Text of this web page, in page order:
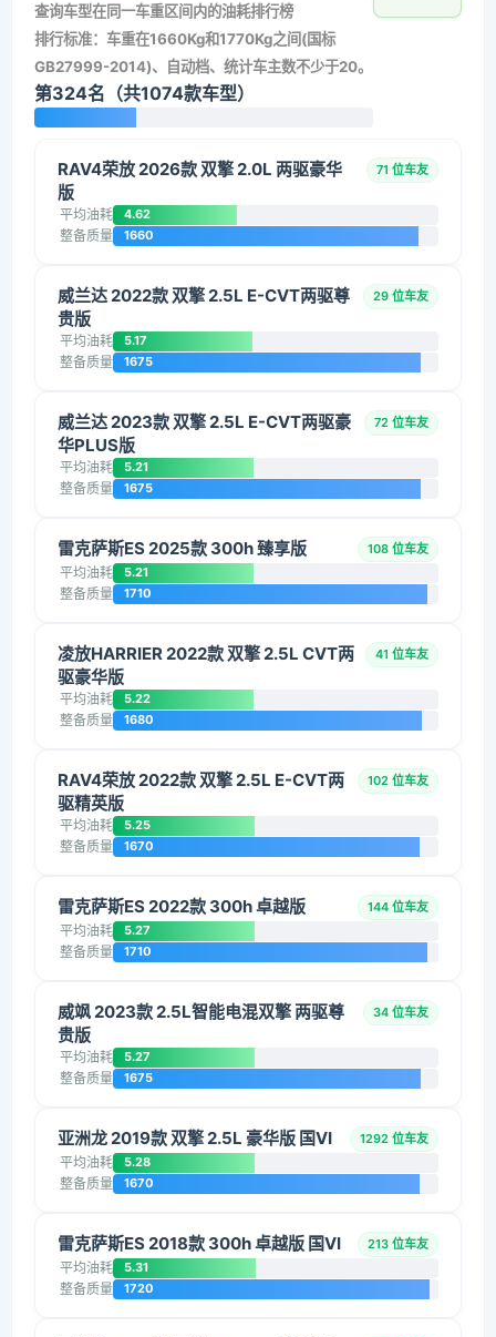
查询车型在同一车重区间内的油耗排行榜
排行标准：车重在1660Kg和1770Kg之间(国标
GB27999-2014)、自动档、统计车主数不少于20。
第324名（共1074款车型）
RAV4荣放 2026款 双擎 2.0L 两驱豪华
版
71 位车友
平均油耗 4.62
整备质量 1660
威兰达 2022款 双擎 2.5L E-CVT两驱尊
贵版
29 位车友
平均油耗 5.17
整备质量 1675
威兰达 2023款 双擎 2.5L E-CVT两驱豪
华PLUS版
72 位车友
平均油耗 5.21
整备质量 1675
雷克萨斯ES 2025款 300h 臻享版 108 位车友
平均油耗 5.21
整备质量 1710
凌放HARRIER 2022款 双擎 2.5L CVT两
驱豪华版
41 位车友
平均油耗 5.22
整备质量 1680
RAV4荣放 2022款 双擎 2.5L E-CVT两
驱精英版
102 位车友
平均油耗 5.25
整备质量 1670
雷克萨斯ES 2022款 300h 卓越版 144 位车友
平均油耗 5.27
整备质量 1710
威飒 2023款 2.5L智能电混双擎 两驱尊
贵版
34 位车友
平均油耗 5.27
整备质量 1675
亚洲龙 2019款 双擎 2.5L 豪华版 国VI 1292 位车友
平均油耗 5.28
整备质量 1670
雷克萨斯ES 2018款 300h 卓越版 国VI 213 位车友
平均油耗 5.31
整备质量 1720